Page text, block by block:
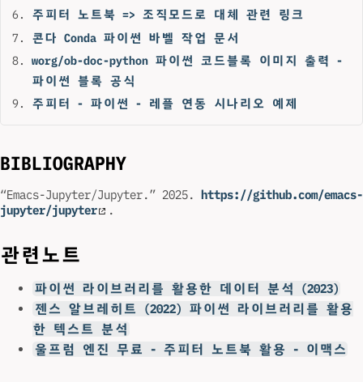
주피터 노트북 => 조직모드로 대체 관련 링크
콘다 Conda 파이썬 바벨 작업 문서
worg/ob-doc-python 파이썬 코드블록 이미지 출력 -
파이썬 블록 공식
주피터 - 파이썬 - 레플 연동 시나리오 예제
BIBLIOGRAPHY
“Emacs-Jupyter/Jupyter.” 2025. https://github.com/emacs-
jupyter/jupyter
.
관련노트
파이썬 라이브러리를 활용한 데이터 분석 (2023)
젠스 알브레히트 (2022) 파이썬 라이브러리를 활용
한 텍스트 분석
울프럼 엔진 무료 - 주피터 노트북 활용 - 이맥스